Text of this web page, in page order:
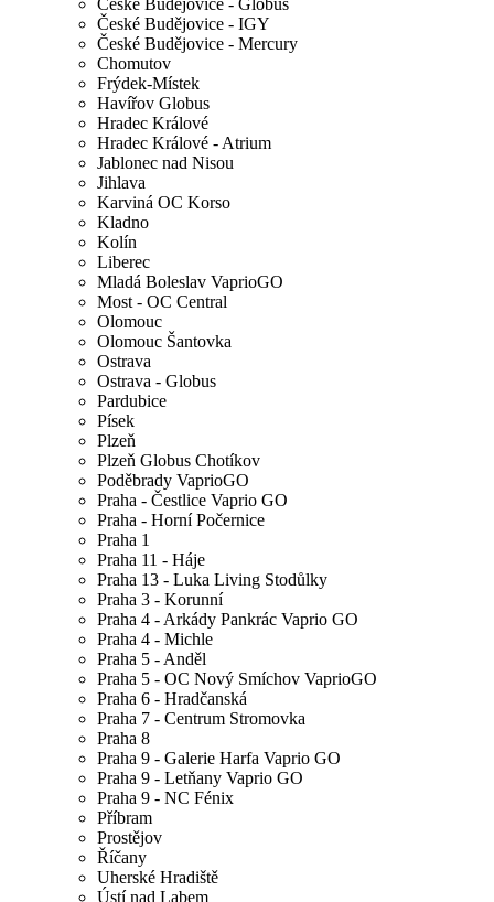
České Budějovice - Globus
České Budějovice - IGY
České Budějovice - Mercury
Chomutov
Frýdek-Místek
Havířov Globus
Hradec Králové
Hradec Králové - Atrium
Jablonec nad Nisou
Jihlava
Karviná OC Korso
Kladno
Kolín
Liberec
Mladá Boleslav VaprioGO
Most - OC Central
Olomouc
Olomouc Šantovka
Ostrava
Ostrava - Globus
Pardubice
Písek
Plzeň
Plzeň Globus Chotíkov
Poděbrady VaprioGO
Praha - Čestlice Vaprio GO
Praha - Horní Počernice
Praha 1
Praha 11 - Háje
Praha 13 - Luka Living Stodůlky
Praha 3 - Korunní
Praha 4 - Arkády Pankrác Vaprio GO
Praha 4 - Michle
Praha 5 - Anděl
Praha 5 - OC Nový Smíchov VaprioGO
Praha 6 - Hradčanská
Praha 7 - Centrum Stromovka
Praha 8
Praha 9 - Galerie Harfa Vaprio GO
Praha 9 - Letňany Vaprio GO
Praha 9 - NC Fénix
Příbram
Prostějov
Říčany
Uherské Hradiště
Ústí nad Labem